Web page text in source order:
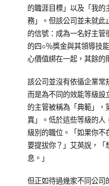
的職涯目標」以及「我的
務」。但該公司並未就此
的信號：成為一名好主管
的四○％獎金與其領導技
心價值綁在一起，其餘的
該公司並沒有依循企業常
而是為不同的效能等級設
的主管被稱為「典範」，
異」。低於這些等級的人
級別的職位。「如果你不
要提拔你？」艾英說，「
息。」
但正如待過幾家不同公司